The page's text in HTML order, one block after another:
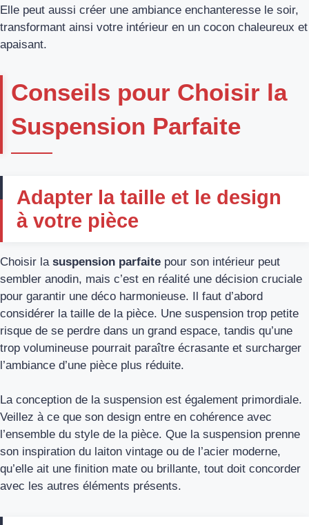
Elle peut aussi créer une ambiance enchanteresse le soir,
transformant ainsi votre intérieur en un cocon chaleureux et
apaisant.
Conseils pour Choisir la
Suspension Parfaite
Adapter la taille et le design
à votre pièce
Choisir la suspension parfaite pour son intérieur peut
sembler anodin, mais c’est en réalité une décision cruciale
pour garantir une déco harmonieuse. Il faut d’abord
considérer la taille de la pièce. Une suspension trop petite
risque de se perdre dans un grand espace, tandis qu’une
trop volumineuse pourrait paraître écrasante et surcharger
l’ambiance d’une pièce plus réduite.
La conception de la suspension est également primordiale.
Veillez à ce que son design entre en cohérence avec
l’ensemble du style de la pièce. Que la suspension prenne
son inspiration du laiton vintage ou de l’acier moderne,
qu’elle ait une finition mate ou brillante, tout doit concorder
avec les autres éléments présents.